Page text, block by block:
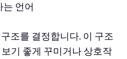
언어
조를 결정합니다. 이 구조
기 좋게 꾸미거나 상호작